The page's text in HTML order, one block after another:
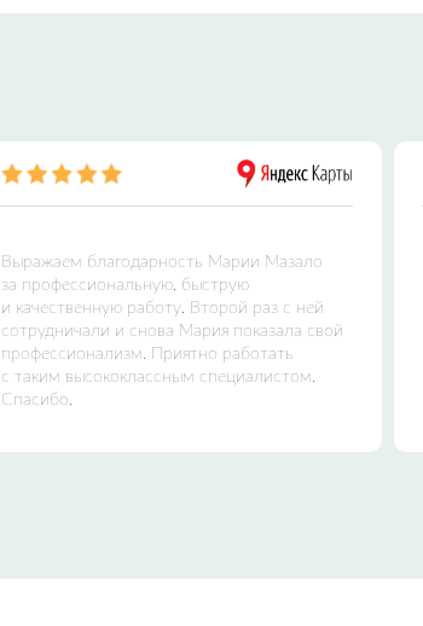
Выражаем благодарность Марии Мазало
за профессиональную, быструю
и качественную работу. Второй раз с ней
сотрудничали и снова Мария показала свой
профессионализм. Приятно работать
с таким высококлассным специалистом.
Спасибо.